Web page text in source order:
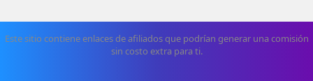
Este sitio contiene enlaces de afiliados que podrían generar una comisión
sin costo extra para ti.